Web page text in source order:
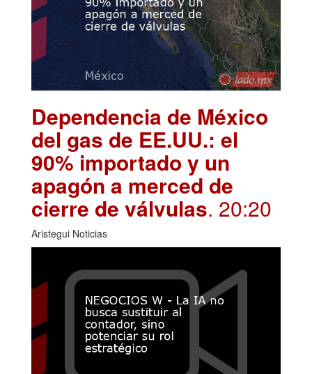
Dependencia de México
del gas de EE.UU.: el
90% importado y un
apagón a merced de
cierre de válvulas. 20:20
Aristegui Noticias